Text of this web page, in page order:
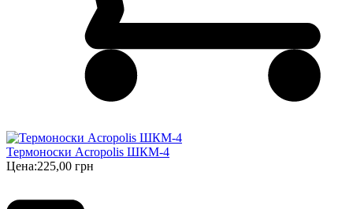
Термоноски Acropolis ШКМ-4
Цена:225,00 грн